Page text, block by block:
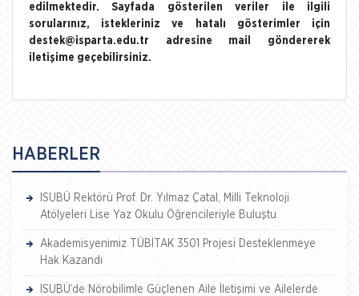
edilmektedir. Sayfada gösterilen veriler ile ilgili
sorularınız, istekleriniz ve hatalı gösterimler için
destek@isparta.edu.tr adresine mail göndererek
iletişime geçebilirsiniz.
HABERLER
ISUBÜ Rektörü Prof. Dr. Yılmaz Çatal, Milli Teknoloji
Atölyeleri Lise Yaz Okulu Öğrencileriyle Buluştu
Akademisyenimiz TÜBİTAK 3501 Projesi Desteklenmeye
Hak Kazandı
ISUBÜ’de Nörobilimle Güçlenen Aile İletişimi ve Ailelerde